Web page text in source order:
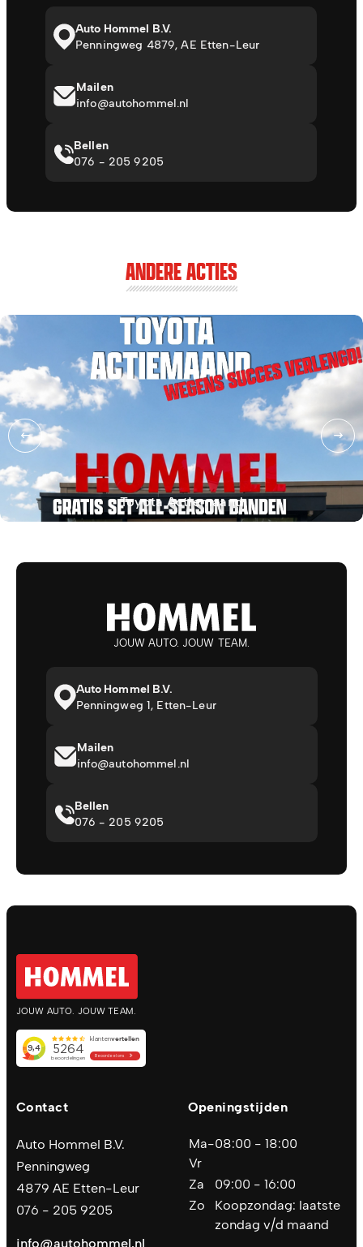
Auto Hommel B.V.
Penningweg 4879, AE Etten-Leur
Mailen
info@autohommel.nl
Bellen
076 - 205 9205
ANDERE ACTIES
Toyota Actiemaand
JOUW AUTO. JOUW TEAM.
Auto Hommel B.V.
Penningweg 1, Etten-Leur
Mailen
info@autohommel.nl
Bellen
076 - 205 9205
JOUW AUTO. JOUW TEAM.
Contact
Auto Hommel B.V.
Penningweg
4879 AE Etten-Leur
076 - 205 9205
info@autohommel.nl
Openingstijden
Ma-
Vr
08:00 - 18:00
Za
09:00 - 16:00
Zo
Koopzondag: laatste
zondag v/d maand